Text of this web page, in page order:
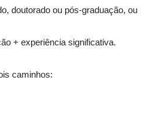
doutorado ou pós-graduação, ou
+ experiência significativa.
caminhos: